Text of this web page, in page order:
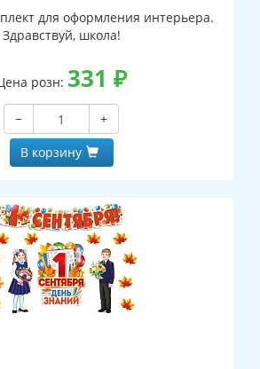
для оформления интерьера.
Здравствуй, школа!
розн: 331 ₽
−
+
В корзину